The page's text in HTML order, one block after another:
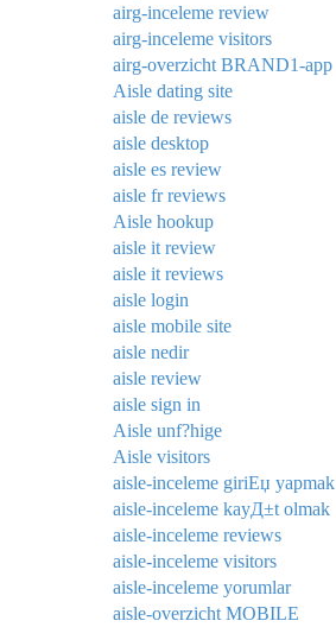
airg-inceleme review
airg-inceleme visitors
airg-overzicht BRAND1-app
Aisle dating site
aisle de reviews
aisle desktop
aisle es review
aisle fr reviews
Aisle hookup
aisle it review
aisle it reviews
aisle login
aisle mobile site
aisle nedir
aisle review
aisle sign in
Aisle unf?hige
Aisle visitors
aisle-inceleme giriЕџ yapmak
aisle-inceleme kayД±t olmak
aisle-inceleme reviews
aisle-inceleme visitors
aisle-inceleme yorumlar
aisle-overzicht MOBILE